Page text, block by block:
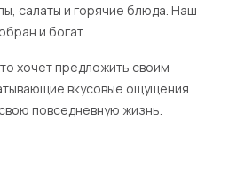
салаты и горячие блюда. Наш
и богат.
хочет предложить своим
вкусовые ощущения
повседневную жизнь.